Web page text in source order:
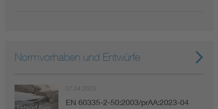
Normvorhaben und Entwürfe
07.04.2023
EN 60335-2-50:2003/prAA:2023-04